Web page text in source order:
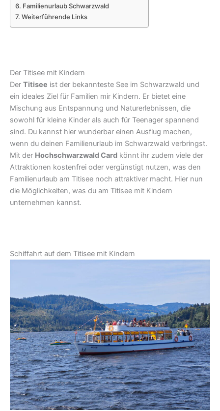
Familienurlaub Schwarzwald
Weiterführende Links
Der Titisee mit Kindern
Der Titisee ist der bekannteste See im Schwarzwald und
ein ideales Ziel für Familien mir Kindern. Er bietet eine
Mischung aus Entspannung und Naturerlebnissen, die
sowohl für kleine Kinder als auch für Teenager spannend
sind. Du kannst hier wunderbar einen Ausflug machen,
wenn du deinen Familienurlaub im Schwarzwald verbringst.
Mit der Hochschwarzwald Card könnt ihr zudem viele der
Attraktionen kostenfrei oder vergünstigt nutzen, was den
Familienurlaub am Titisee noch attraktiver macht. Hier nun
die Möglichkeiten, was du am Titisee mit Kindern
unternehmen kannst.
Schiffahrt auf dem Titisee mit Kindern